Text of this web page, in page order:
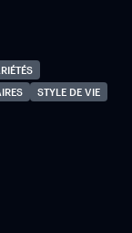
STYLE DE VIE